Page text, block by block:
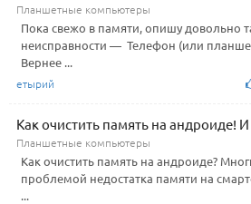
Планшетные компьютеры
Пока свежо в памяти, опишу довольно
неисправности — Телефон (или
Вернее ...
етырий
Как очистить память на андроиде!
Планшетные компьютеры
Как очистить память на андроиде?
проблемой недостатка памяти на
...